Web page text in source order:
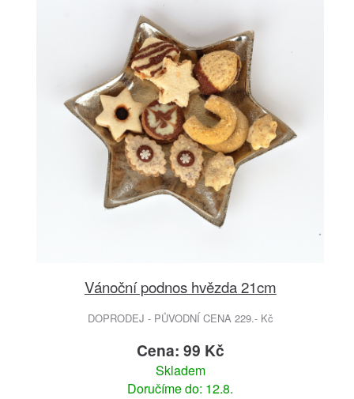
Vánoční podnos hvězda 21cm
DOPRODEJ - PŮVODNÍ CENA 229.- Kč
Cena: 99 Kč
Skladem
Doručíme do: 12.8.